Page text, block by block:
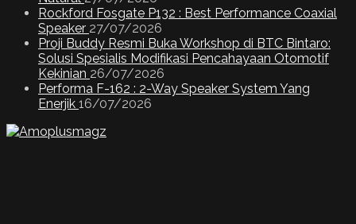
Rockford Fosgate P132 : Best Performance Coaxial
Speaker 27/07/2026
Proji Buddy Resmi Buka Workshop di BTC Bintaro:
Solusi Spesialis Modifikasi Pencahayaan Otomotif
Kekinian 26/07/2026
Performa F-162 : 2-Way Speaker System Yang
Enerjik 16/07/2026